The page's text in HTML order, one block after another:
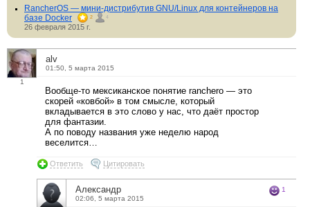
RancherOS — мини-дистрибутив GNU/Linux для контейнеров на
базе Docker
2 4
26 февраля 2015 г.
1
alv
01:50, 5 марта 2015
Вообще-то мексиканское понятие ranchero — это
скорей «ковбой» в том смысле, который
вкладывается в это слово у нас, что даёт простор
для фантазии.
А по поводу названия уже неделю народ
веселится…
Ответить Цитировать
Aлександр
02:06, 5 марта 2015
1